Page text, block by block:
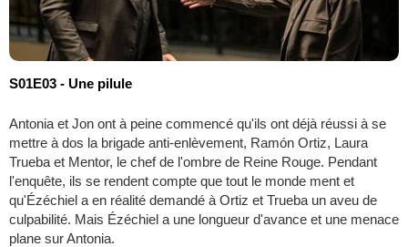
S01E03 - Une pilule
Antonia et Jon ont à peine commencé qu'ils ont déjà réussi à se
mettre à dos la brigade anti-enlèvement, Ramón Ortiz, Laura
Trueba et Mentor, le chef de l'ombre de Reine Rouge. Pendant
l'enquête, ils se rendent compte que tout le monde ment et
qu'Ézéchiel a en réalité demandé à Ortiz et Trueba un aveu de
culpabilité. Mais Ézéchiel a une longueur d'avance et une menace
plane sur Antonia.